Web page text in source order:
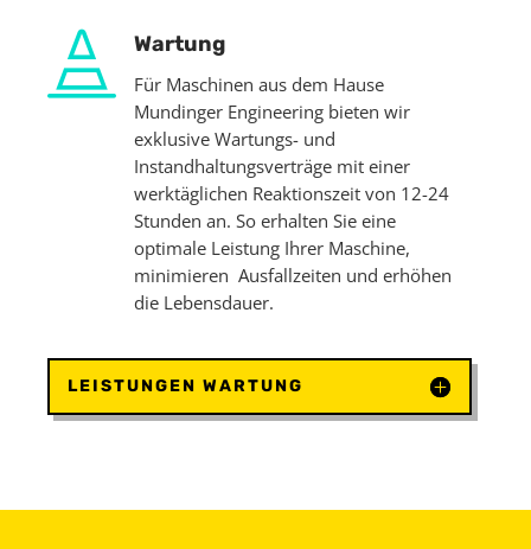
 Wartung
Für Maschinen aus dem Hause
Mundinger Engineering bieten wir
exklusive Wartungs- und
Instandhaltungsverträge mit einer
werktäglichen Reaktionszeit von 12-24
Stunden an. So erhalten Sie eine
optimale Leistung Ihrer Maschine,
minimieren Ausfallzeiten und erhöhen
die Lebensdauer.
LEISTUNGEN WARTUNG